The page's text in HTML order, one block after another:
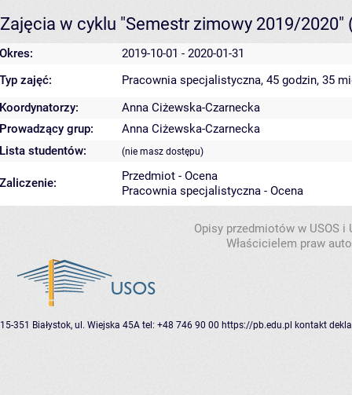
Zajęcia w cyklu "Semestr zimowy 2019/2020"
Okres:
2019-10-01 - 2020-01-31
Typ zajęć:
Pracownia specjalistyczna, 45 godzin, 35
Koordynatorzy:
Anna Ciżewska-Czarnecka
Prowadzący grup:
Anna Ciżewska-Czarnecka
Lista studentów:
(nie masz dostępu)
Zaliczenie:
Przedmiot - Ocena
Pracownia specjalistyczna - Ocena
Opisy przedmiotów w USOS
Właścicielem praw
15-351 Białystok, ul. Wiejska 45A tel: +48 746 90 00 https://pb.edu.pl kontakt